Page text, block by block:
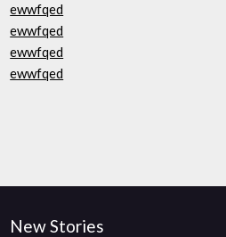
ewwfqed
ewwfqed
ewwfqed
ewwfqed
New Stories